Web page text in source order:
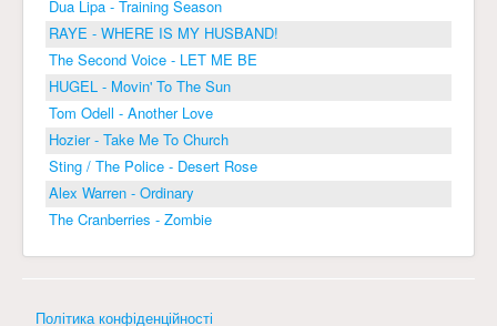
Dua Lipa - Training Season
RAYE - WHERE IS MY HUSBAND!
The Second Voice - LET ME BE
HUGEL - Movin' To The Sun
Tom Odell - Another Love
Hozier - Take Me To Church
Sting / The Police - Desert Rose
Alex Warren - Ordinary
The Cranberries - Zombie
Політика конфіденційності